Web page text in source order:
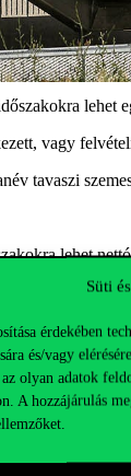
Süti
érdekében
és/vagy
olyan adatok
A hozzájárulás
vagy
tavaszi
lehet